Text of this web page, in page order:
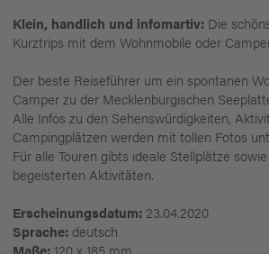
Klein, handlich und infomartiv: Die
Kurztrips mit dem Wohnmobile oder
Der beste Reiseführer um ein spontanen
Camper zu der Mecklenburgischen
Alle Infos zu den Sehenswürdigkeiten,
Campingplätzen werden mit tollen Fotos
Für alle Touren gibts ideale Stellplätze
begeisterten Aktivitäten.
Erscheinungsdatum: 23.04.2020
Sprache: deutsch
Maße: 120 x 185 mm